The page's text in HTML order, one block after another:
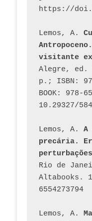
https://
Lemos, A.
visitante
Alegre, ed.
p.; ISBN:
BOOK: 978-
10.29327/
Lemos, A. A
precária.
Rio de
Altabooks.
6554273794
Lemos, A.